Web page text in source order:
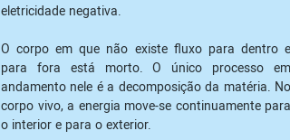
O corpo em que não existe fluxo para dentro e
para fora está morto. O único processo em
andamento nele é a decomposição da matéria. No
corpo vivo, a energia move-se continuamente para
o interior e para o exterior.